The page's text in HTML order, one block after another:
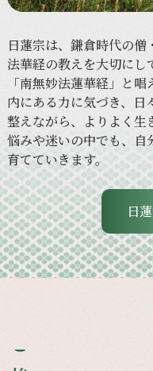
日蓮宗は、 鎌倉時代の僧
法華経の教えを大切にし
「南無妙法蓮華経」と唱
内にある力に気づき、 日
整えながら、
より よく 生
悩みや迷いの中でも、 自
育てていきます。
日